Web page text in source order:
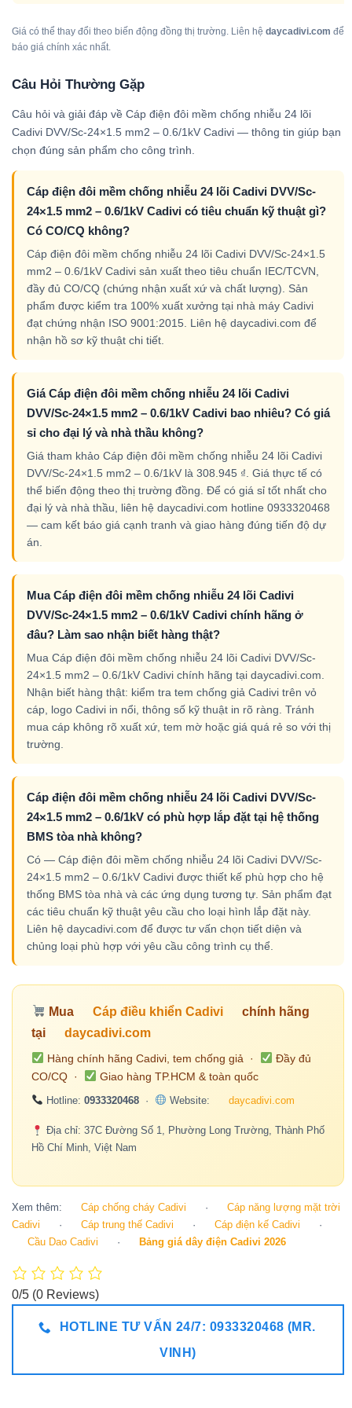
Giá có thể thay đổi theo biến động đồng thị trường. Liên hệ daycadivi.com để
báo giá chính xác nhất.
Câu Hỏi Thường Gặp
Câu hỏi và giải đáp về Cáp điện đôi mềm chống nhiễu 24 lõi
Cadivi DVV/Sc-24×1.5 mm2 – 0.6/1kV Cadivi — thông tin giúp bạn
chọn đúng sản phẩm cho công trình.
Cáp điện đôi mềm chống nhiễu 24 lõi Cadivi DVV/Sc-
24×1.5 mm2 – 0.6/1kV Cadivi có tiêu chuẩn kỹ thuật gì?
Có CO/CQ không?
Cáp điện đôi mềm chống nhiễu 24 lõi Cadivi DVV/Sc-24×1.5
mm2 – 0.6/1kV Cadivi sản xuất theo tiêu chuẩn IEC/TCVN,
đầy đủ CO/CQ (chứng nhận xuất xứ và chất lượng). Sản
phẩm được kiểm tra 100% xuất xưởng tại nhà máy Cadivi
đạt chứng nhận ISO 9001:2015. Liên hệ daycadivi.com để
nhận hồ sơ kỹ thuật chi tiết.
Giá Cáp điện đôi mềm chống nhiễu 24 lõi Cadivi
DVV/Sc-24×1.5 mm2 – 0.6/1kV Cadivi bao nhiêu? Có giá
sỉ cho đại lý và nhà thầu không?
Giá tham khảo Cáp điện đôi mềm chống nhiễu 24 lõi Cadivi
DVV/Sc-24×1.5 mm2 – 0.6/1kV là 308.945 ₫. Giá thực tế có
thể biến động theo thị trường đồng. Để có giá sỉ tốt nhất cho
đại lý và nhà thầu, liên hệ daycadivi.com hotline 0933320468
— cam kết báo giá cạnh tranh và giao hàng đúng tiến độ dự
án.
Mua Cáp điện đôi mềm chống nhiễu 24 lõi Cadivi
DVV/Sc-24×1.5 mm2 – 0.6/1kV Cadivi chính hãng ở
đâu? Làm sao nhận biết hàng thật?
Mua Cáp điện đôi mềm chống nhiễu 24 lõi Cadivi DVV/Sc-
24×1.5 mm2 – 0.6/1kV Cadivi chính hãng tại daycadivi.com.
Nhận biết hàng thật: kiểm tra tem chống giả Cadivi trên vỏ
cáp, logo Cadivi in nổi, thông số kỹ thuật in rõ ràng. Tránh
mua cáp không rõ xuất xứ, tem mờ hoặc giá quá rẻ so với thị
trường.
Cáp điện đôi mềm chống nhiễu 24 lõi Cadivi DVV/Sc-
24×1.5 mm2 – 0.6/1kV có phù hợp lắp đặt tại hệ thống
BMS tòa nhà không?
Có — Cáp điện đôi mềm chống nhiễu 24 lõi Cadivi DVV/Sc-
24×1.5 mm2 – 0.6/1kV Cadivi được thiết kế phù hợp cho hệ
thống BMS tòa nhà và các ứng dụng tương tự. Sản phẩm đạt
các tiêu chuẩn kỹ thuật yêu cầu cho loại hình lắp đặt này.
Liên hệ daycadivi.com để được tư vấn chọn tiết diện và
chủng loại phù hợp với yêu cầu công trình cụ thể.
Mua Cáp điều khiển Cadivi
chính hãng
tại
daycadivi.com
Hàng chính hãng Cadivi, tem chống giả ·
Đầy đủ
CO/CQ ·
Giao hàng TP.HCM & toàn quốc
Hotline: 0933320468· Website: daycadivi.com
Địa chỉ: 37C Đường Số 1, Phường Long Trường, Thành Phố
Hồ Chí Minh, Việt Nam
Xem thêm: Cáp chống cháy Cadivi ·
Cáp năng lượng mặt trời
Cadivi
· Cáp trung thế Cadivi · Cáp điện kế Cadivi
·
Cầu Dao Cadivi
· Bảng giá dây điện Cadivi 2026
0/5 (0 Reviews)
HOTLINE TƯ VẤN 24/7: 0933320468 (MR.
VINH)